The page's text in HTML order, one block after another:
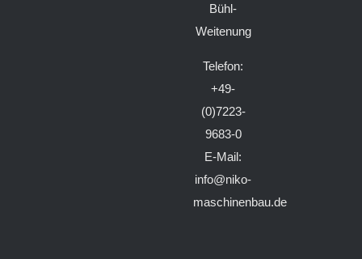
Bühl-
Weitenung
Telefon:
+49-
(0)7223-
9683-0
E-Mail:
info@niko-
maschinenbau.de